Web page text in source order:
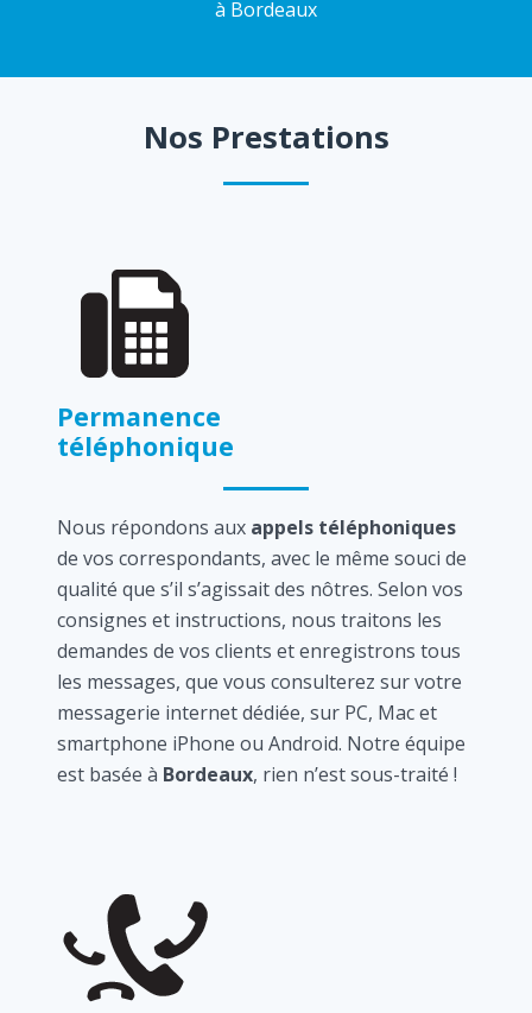
à Bordeaux
Nos Prestations
Permanence
téléphonique
Nous répondons aux appels téléphoniques
de vos correspondants, avec le même souci de
qualité que s’il s’agissait des nôtres. Selon vos
consignes et instructions, nous traitons les
demandes de vos clients et enregistrons tous
les messages, que vous consulterez sur votre
messagerie internet dédiée, sur PC, Mac et
smartphone iPhone ou Android. Notre équipe
est basée à Bordeaux, rien n’est sous-traité !